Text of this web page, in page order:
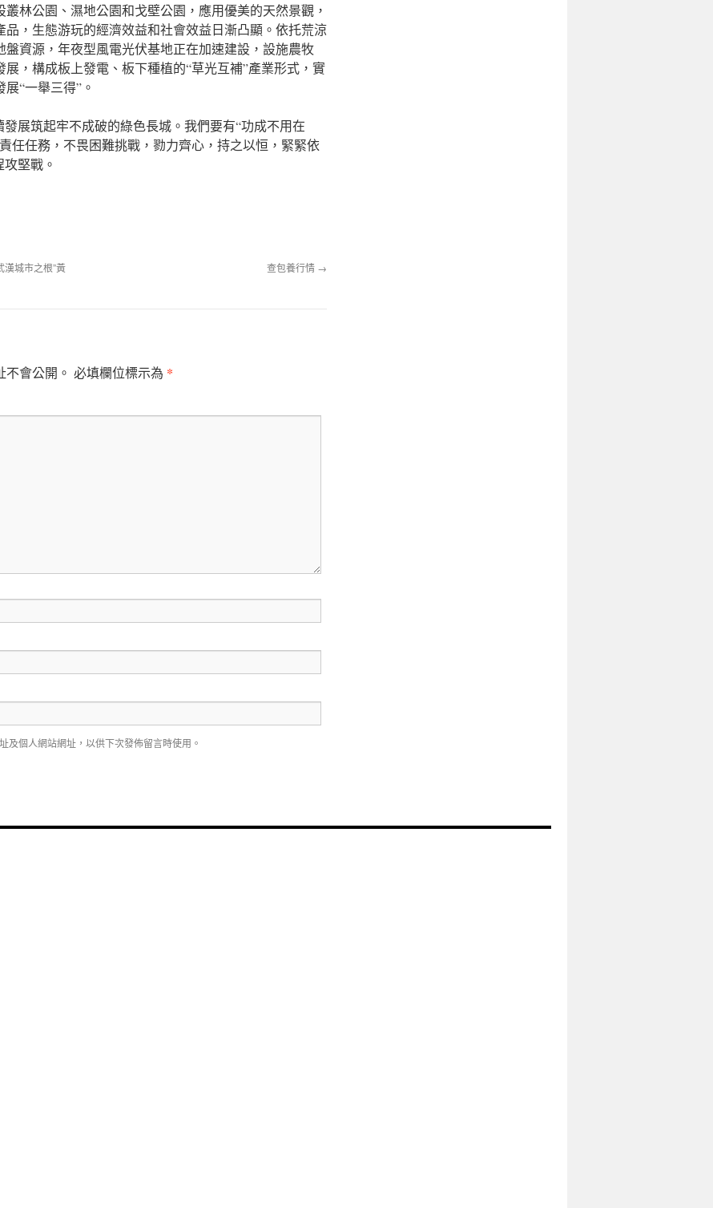
林公園、濕地公園和戈壁公園，應用優美的天然景觀，
，生態游玩的經濟效益和社會效益日漸凸顯。依托荒涼
資源，年夜型風電光伏基地正在加速建設，設施農牧
，構成板上發電、板下種植的“草光互補”產業形式，實
“一舉三得”。
展筑起牢不成破的綠色長城。我們要有“功成不用在
任任務，不畏困難挑戰，勠力齊心，持之以恒，緊緊依
堅戰。
城市之根”黃
查包養行情 →
會公開。 必填欄位標示為 *
及個人網站網址，以供下次發佈留言時使用。